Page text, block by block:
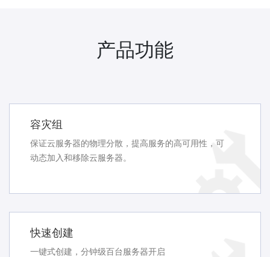
产品功能
容灾组
保证云服务器的物理分散，提高服务的高可用性，可
动态加入和移除云服务器。
快速创建
一键式创建，分钟级百台服务器开启